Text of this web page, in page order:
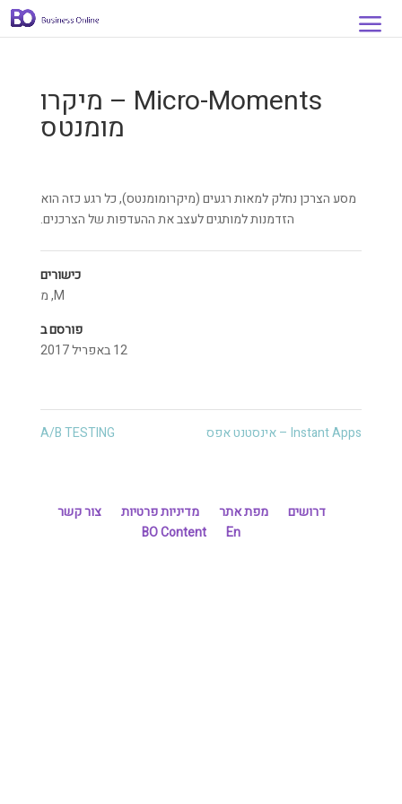
Micro-Moments – מיקרו
מומנטס
מסע הצרכן נחלק למאות רגעים (מיקרומומנטס), כל רגע כזה הוא
הזדמנות למותגים לעצב את ההעדפות של הצרכנים.
כישורים
M
,מ
פורסם ב
12 באפריל 2017
A/B TESTING Instant Apps – אינסטנט אפס
דרושים מפת אתר מדיניות פרטיות
צור קשר
En
BO Content